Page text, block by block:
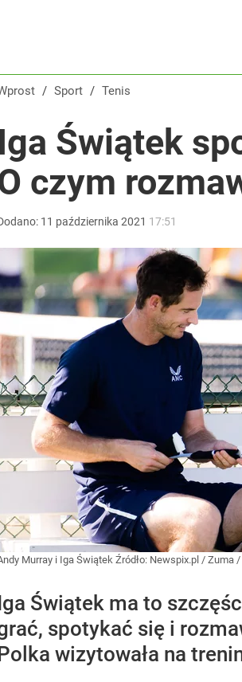
/ Sport / Tenis
Iga Świątek
czym
11 października 2021 17:51
Murray i Iga Świątek Źródło: Newspix.pl / Zuma /
Świątek ma to
spotykać się i
wizytowała na